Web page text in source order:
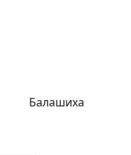
Балашиха